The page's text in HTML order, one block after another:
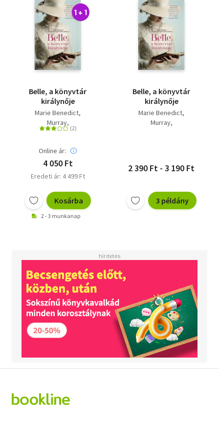
1 + 1
Belle, a könyvtár
királynője
Marie Benedict
Murray,
Victoriachristopher
Online ár:
4 050 Ft
Eredeti ár: 4 499 Ft
Kosárba
2 - 3 munkanap
Belle, a könyvtár
királynője
Marie Benedict
Murray,
2 390 Ft - 3 190 Ft
3 példány